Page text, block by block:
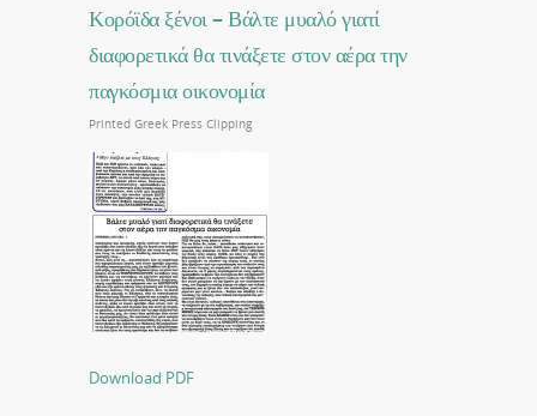
Κορόϊδα ξένοι – Βάλτε μυαλό γιατί
διαφορετικά θα τινάξετε στον αέρα την
παγκόσμια οικονομία
Printed Greek Press Clipping
Download PDF